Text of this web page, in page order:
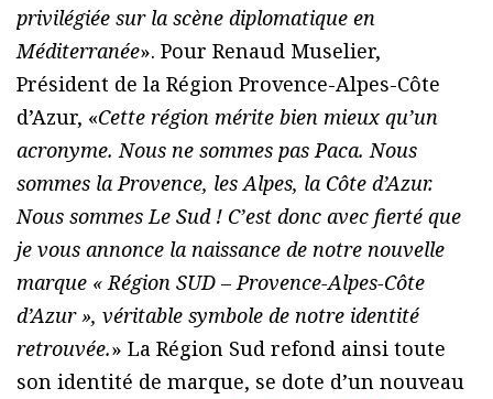
privilégiée sur la scène diplomatique en
Méditerranée». Pour Renaud Muselier,
Président de la Région Provence-Alpes-Côte
d’Azur, «Cette région mérite bien mieux qu’un
acronyme. Nous ne sommes pas Paca. Nous
sommes la Provence, les Alpes, la Côte d’Azur.
Nous sommes Le Sud ! C’est donc avec fierté que
je vous annonce la naissance de notre nouvelle
marque « Région SUD – Provence-Alpes-Côte
d’Azur », véritable symbole de notre identité
retrouvée.» La Région Sud refond ainsi toute
son identité de marque, se dote d’un nouveau